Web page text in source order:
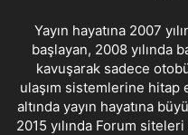
Yayın hayatına 2007
başlayan, 2008 yılında
kavuşarak sadece
ulaşım sistemlerine hitap
altında yayın hayatına
2015 yılında Forum